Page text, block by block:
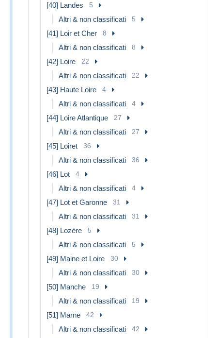
[40] Landes 5
Altri & non classificati 5
[41] Loir et Cher 8
Altri & non classificati 8
[42] Loire 22
Altri & non classificati 22
[43] Haute Loire 4
Altri & non classificati 4
[44] Loire Atlantique 27
Altri & non classificati 27
[45] Loiret 36
Altri & non classificati 36
[46] Lot 4
Altri & non classificati 4
[47] Lot et Garonne 31
Altri & non classificati 31
[48] Lozère 5
Altri & non classificati 5
[49] Maine et Loire 30
Altri & non classificati 30
[50] Manche 19
Altri & non classificati 19
[51] Marne 42
Altri & non classificati 42